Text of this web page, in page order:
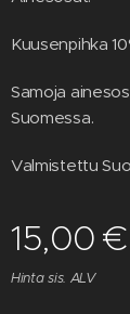
Kuusenpihka
Samoja
Suomessa.
Valmistettu
15,00 €
Hinta sis. ALV